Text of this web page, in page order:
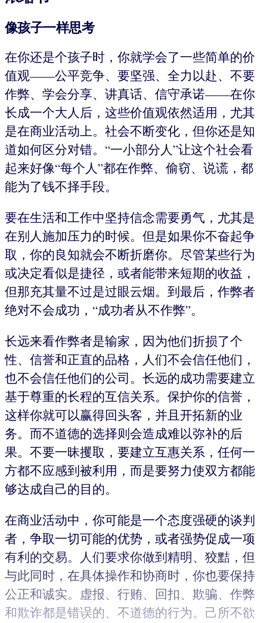
像孩子一样思考
在你还是个孩子时，你就学会了一些简单的价
值观——公平竞争、要坚强、全力以赴、不要
作弊、学会分享、讲真话、信守承诺——在你
长成一个大人后，这些价值观依然适用，尤其
是在商业活动上。社会不断变化，但你还是知
道如何区分对错。“一小部分人”让这个社会看
起来好像“每个人”都在作弊、偷窃、说谎，都
能为了钱不择手段。
要在生活和工作中坚持信念需要勇气，尤其是
在别人施加压力的时候。但是如果你不奋起争
取，你的良知就会不断折磨你。尽管某些行为
或决定看似是捷径，或者能带来短期的收益，
但那充其量不过是过眼云烟。到最后，作弊者
绝对不会成功，“成功者从不作弊”。
长远来看作弊者是输家，因为他们折损了个
性、信誉和正直的品格，人们不会信任他们，
也不会信任他们的公司。长远的成功需要建立
基于尊重的长程的互信关系。保护你的信誉，
这样你就可以赢得回头客，并且开拓新的业
务。而不道德的选择则会造成难以弥补的后
果。不要一昧攫取，要建立互惠关系，任何一
方都不应感到被利用，而是要努力使双方都能
够达成自己的目的。
在商业活动中，你可能是一个态度强硬的谈判
者，争取一切可能的优势，或者强势促成一项
有利的交易。人们要求你做到精明、狡黠，但
与此同时，在具体操作和协商时，你也要保持
公正和诚实。虚报、行贿、回扣、欺骗、作弊
和欺诈都是错误的、不道德的行为。己所不欲